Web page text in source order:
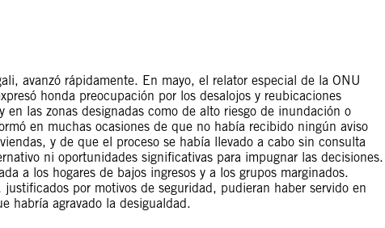
avanzó rápidamente. En mayo, el relator especial de la ONU
honda preocupación por los desalojos y reubicaciones
las zonas designadas como de alto riesgo de inundación o
en muchas ocasiones de que no había recibido ningún aviso
y de que el proceso se había llevado a cabo sin consulta
ni oportunidades significativas para impugnar las decisiones.
a los hogares de bajos ingresos y a los grupos marginados.
por motivos de seguridad, pudieran haber servido en
habría agravado la desigualdad.